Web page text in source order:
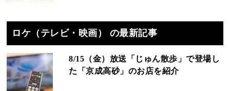
ロケ（テレビ・映画） の最新記事
8/15（金）放送「じゅん散歩」で登場し
た「京成高砂」のお店を紹介